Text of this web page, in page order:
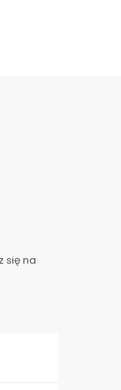
się na